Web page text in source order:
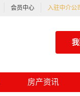
会员中心 入驻中介公
房产资讯